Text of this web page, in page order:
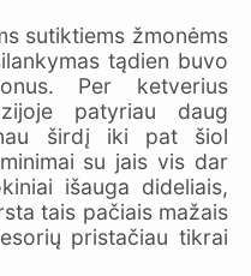
sutiktiems žmonėms
tądien buvo
Per ketverius
patyriau daug
širdį iki pat šiol
su jais vis dar
išauga dideliais,
tais pačiais mažais
pristačiau tikrai